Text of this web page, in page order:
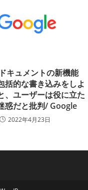
キュメントの新機能
括的な書き込みをしよ
、ユーザーは役に立た
惑だと批判/ Google
2022年4月23日